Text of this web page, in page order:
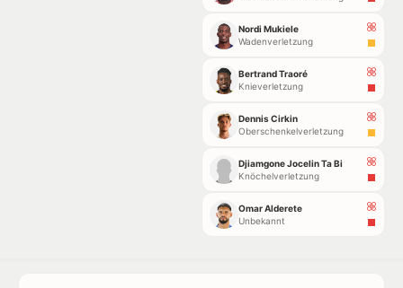
Nordi Mukiele
Wadenverletzung
Bertrand Traoré
Knieverletzung
Dennis Cirkin
Oberschenkelverletzung
Djiamgone Jocelin Ta Bi
Knöchelverletzung
Omar Alderete
Unbekannt